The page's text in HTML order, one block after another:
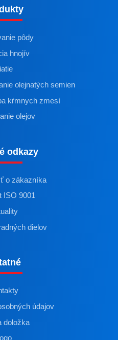
pôdy
hnojív
olejnatých semien
kŕmnych zmesí
olejov
odkazy
o zákazníka
ISO 9001
dielov
údajov
doložka